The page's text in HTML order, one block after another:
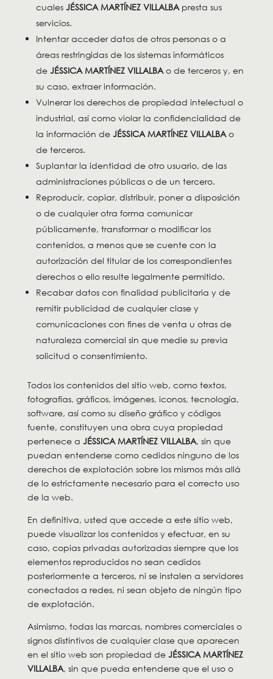
cuales JÉSSICA MARTÍNEZ VILLALBApresta sus
servicios.
Intentar acceder datos de otros personas o a
áreas restringidas de los sistemas informáticos
de JÉSSICA MARTÍNEZ VILLALBAo de terceros y, en
su caso, extraer información.
Vulnerar los derechos de propiedad intelectual o
industrial, así como violar la confidencialidad de
la información de JÉSSICA MARTÍNEZ VILLALBAo
de terceros.
Suplantar la identidad de otro usuario, de las
administraciones públicas o de un tercero.
Reproducir, copiar, distribuir, poner a disposición
o de cualquier otra forma comunicar
públicamente, transformar o modificar los
contenidos, a menos que se cuente con la
autorización del titular de los correspondientes
derechos o ello resulte legalmente permitido.
Recabar datos con finalidad publicitaria y de
remitir publicidad de cualquier clase y
comunicaciones con fines de venta u otras de
naturaleza comercial sin que medie su previa
solicitud o consentimiento.
Todos los contenidos del sitio web, como textos,
fotografías, gráficos, imágenes, iconos, tecnología,
software, así como su diseño gráfico y códigos
fuente, constituyen una obra cuya propiedad
pertenece a JÉSSICA MARTÍNEZ VILLALBA, sin que
puedan entenderse como cedidos ninguno de los
derechos de explotación sobre los mismos más allá
de lo estrictamente necesario para el correcto uso
de la web.
En definitiva, usted que accede a este sitio web,
puede visualizar los contenidos y efectuar, en su
caso, copias privadas autorizadas siempre que los
elementos reproducidos no sean cedidos
posteriormente a terceros, ni se instalen a servidores
conectados a redes, ni sean objeto de ningún tipo
de explotación.
Asimismo, todas las marcas, nombres comerciales o
signos distintivos de cualquier clase que aparecen
en el sitio web son propiedad de JÉSSICA MARTÍNEZ
VILLALBA, sin que pueda entenderse que el uso o